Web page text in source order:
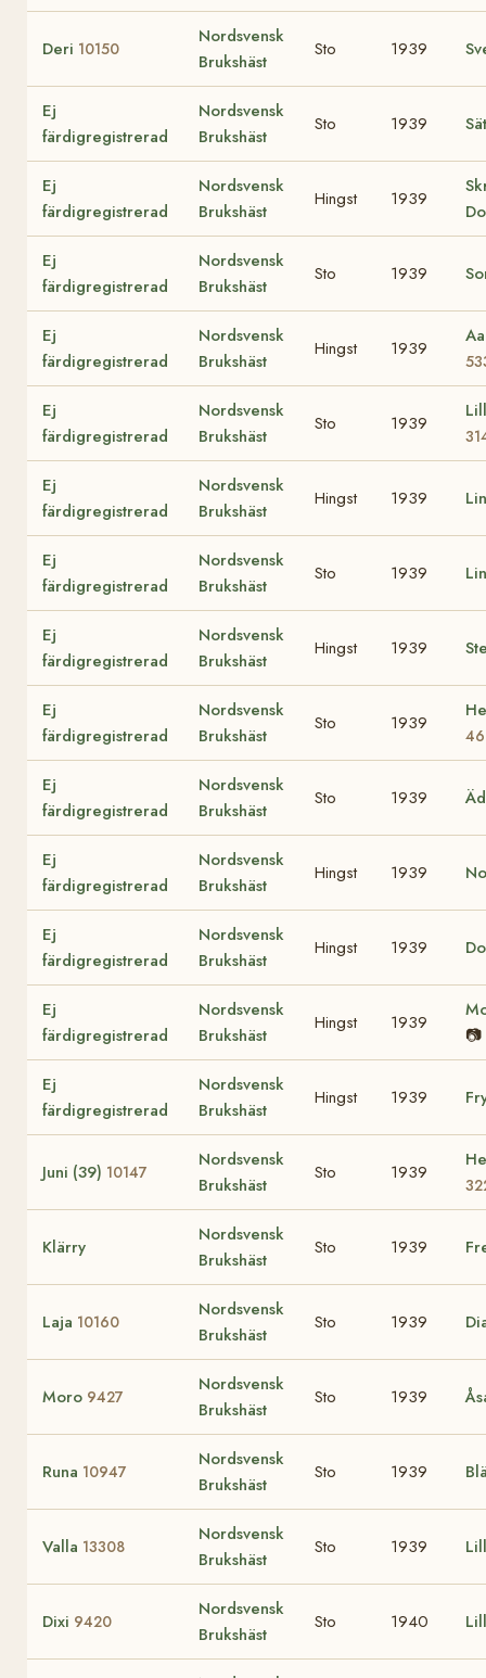
Deri 10150
Nordsvensk
Brukshäst
Sto 1939
Ej
färdigregistrerad
Nordsvensk
Brukshäst
Sto 1939
Ej
färdigregistrerad
Nordsvensk
Brukshäst
Hingst 1939
Ej
färdigregistrerad
Nordsvensk
Brukshäst
Sto 1939
Ej
färdigregistrerad
Nordsvensk
Brukshäst
Hingst 1939
Ej
färdigregistrerad
Nordsvensk
Brukshäst
Sto 1939
Ej
färdigregistrerad
Nordsvensk
Brukshäst
Hingst 1939
Ej
färdigregistrerad
Nordsvensk
Brukshäst
Sto 1939
Ej
färdigregistrerad
Nordsvensk
Brukshäst
Hingst 1939
Ej
färdigregistrerad
Nordsvensk
Brukshäst
Sto 1939
Ej
färdigregistrerad
Nordsvensk
Brukshäst
Sto 1939
Ej
färdigregistrerad
Nordsvensk
Brukshäst
Hingst 1939
Ej
färdigregistrerad
Nordsvensk
Brukshäst
Hingst 1939
Ej
färdigregistrerad
Nordsvensk
Brukshäst
Hingst 1939
📷
Ej
färdigregistrerad
Nordsvensk
Brukshäst
Hingst 1939
Juni (39) 10147
Nordsvensk
Brukshäst
Sto 1939
Klärry
Nordsvensk
Brukshäst
Sto 1939
Laja 10160
Nordsvensk
Brukshäst
Sto 1939
Moro 9427
Nordsvensk
Brukshäst
Sto 1939
Runa 10947
Nordsvensk
Brukshäst
Sto 1939
Valla 13308
Nordsvensk
Brukshäst
Sto 1939
Dixi 9420
Nordsvensk
Brukshäst
Sto 1940